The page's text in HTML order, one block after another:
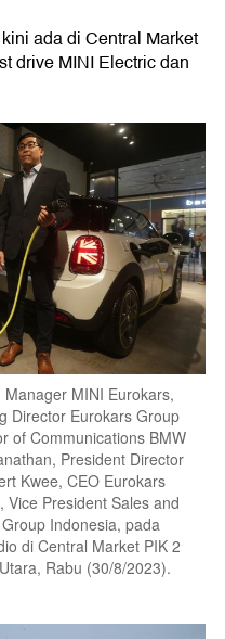
ada di Central Market
drive MINI Electric dan
MINI Eurokars,
Director Eurokars Group
of Communications BMW
President Director
Kwee, CEO Eurokars
President Sales and
Indonesia, pada
di Central Market PIK 2
Rabu (30/8/2023).